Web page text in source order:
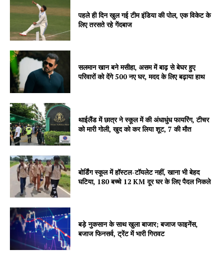
Magazine PRO
पहले ही दिन खुल गई टीम इंडिया की पोल, एक विकेट के
लिए तरसते रहे गेंदबाज
सलमान खान बने मसीहा, असम में बाढ़ से बेघर हुए
परिवारों को देंगे 500 नए घर, मदद के लिए बढ़ाया हाथ
थाईलैंड में छात्र ने स्कूल में की अंधाधुंध फायरिंग, टीचर
को मारी गोली, खुद को कर लिया शूट, 7 की मौत
बोर्डिंग स्कूल में हॉस्टल-टॉयलेट नहीं, खाना भी बेहद
घटिया, 180 बच्चे 12 KM दूर घर के लिए पैदल निकले
बड़े नुकसान के साथ खुला बाजार; बजाज फाइनेंस,
बजाज फिनसर्व, ट्रेंट में भारी गिरावट